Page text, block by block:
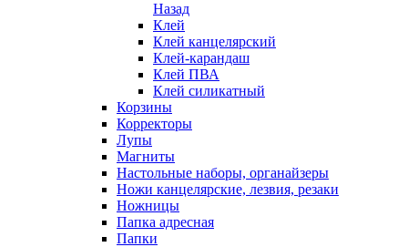
Назад
Клей
Клей канцелярский
Клей-карандаш
Клей ПВА
Клей силикатный
Корзины
Корректоры
Лупы
Магниты
Настольные наборы, органайзеры
Ножи канцелярские, лезвия, резаки
Ножницы
Папка адресная
Папки